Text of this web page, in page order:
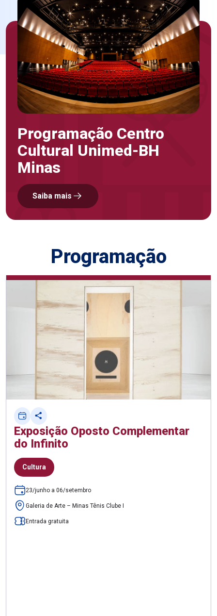
Programação Centro
Cultural Unimed-BH
Minas
Saiba mais
Programação
Exposição Oposto Complementar
do Infinito
Cultura
23/junho a 06/setembro
Galeria de Arte – Minas Tênis Clube I
Entrada gratuita